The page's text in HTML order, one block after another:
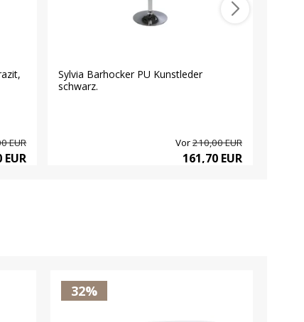
EUR
EUR
Sylvia Barhocker PU Kunstleder
schwarz.
Vor210,00 EUR
161,70 EUR
32%